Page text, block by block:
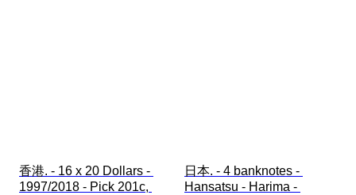
香港. - 16 x 20 Dollars -
1997/2018 - Pick 201c,
日本. - 4 banknotes -
Hansatsu - Harima -